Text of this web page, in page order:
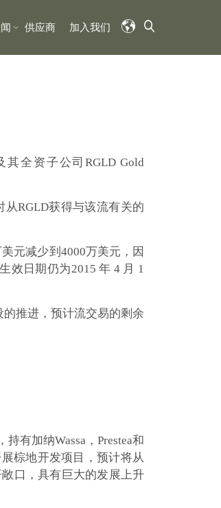
供应商 加入我们
全资子公司RGLD Gold
从RGLD获得与该流有关的
元减少到4000万美元，因
效日期仍为2015 年 4 月 1
推进，预计流交易的剩余
有加纳Wassa，Prestea和
展棕地开发项目，预计将从
口，具有巨大的发展上升